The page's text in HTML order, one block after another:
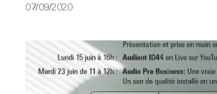
07/09/2020